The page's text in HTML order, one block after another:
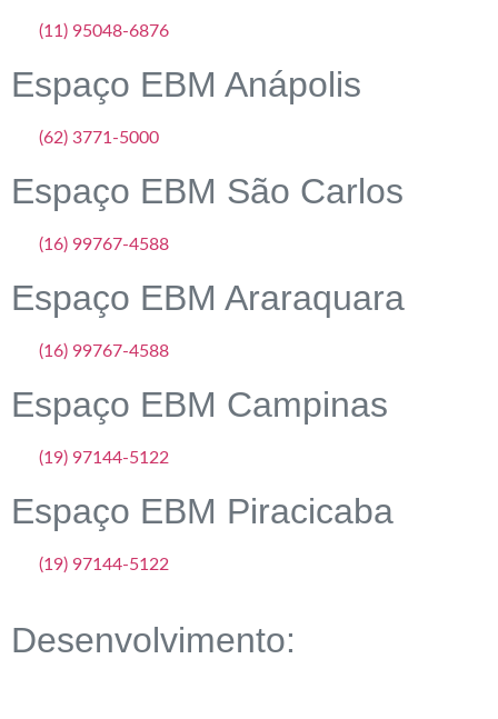
(11) 95048-6876
Espaço EBM Anápolis
(62) 3771-5000
Espaço EBM São Carlos
(16) 99767-4588
Espaço EBM Araraquara
(16) 99767-4588
Espaço EBM Campinas
(19) 97144-5122
Espaço EBM Piracicaba
(19) 97144-5122
Desenvolvimento: